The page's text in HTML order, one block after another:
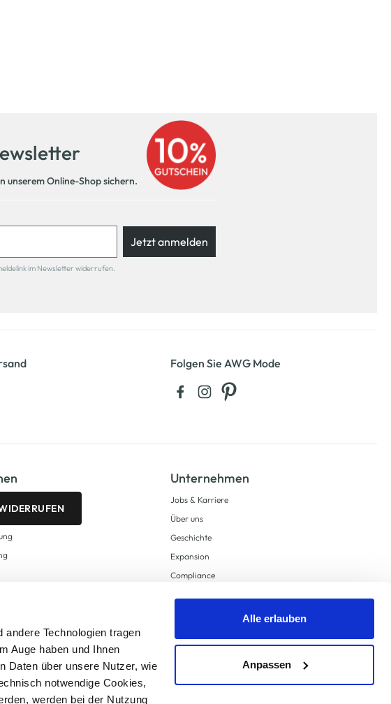
Technologien tragen
Auge haben und Ihnen
Daten über unsere Nutzer, wie
notwendige Cookies,
werden bei der Nutzung
Alle erlauben
Anpassen
unserem Online-Shop sichern.
Jetzt anmelden
im Newsletter widerrufen.
Folgen Sie AWG Mode
Unternehmen
Jobs & Karriere
Über uns
Geschichte
Expansion
Compliance
Supply Chain Due Diligence